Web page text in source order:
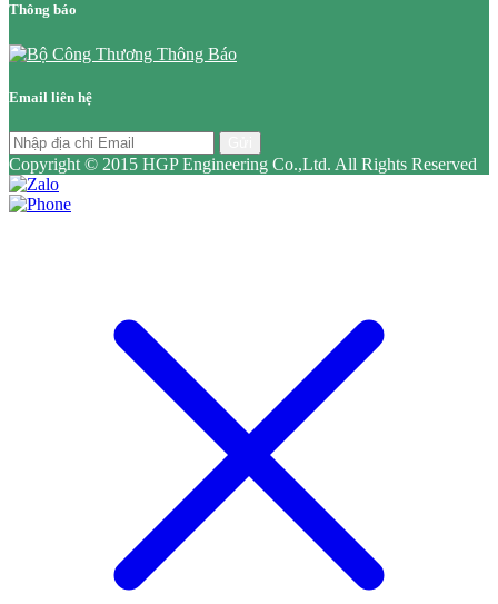
Thông báo
Email liên hệ
Copyright © 2015 HGP Engineering Co.,Ltd. All Rights Reserved